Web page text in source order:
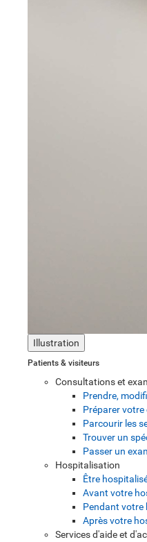
Illustration
Patients & visiteurs
Consultations et
Prendre,
Préparer
Parcourir les
Trouver un
Passer un
Hospitalisation
Être
Avant votre
Pendant
Après votre
Services d'aide et